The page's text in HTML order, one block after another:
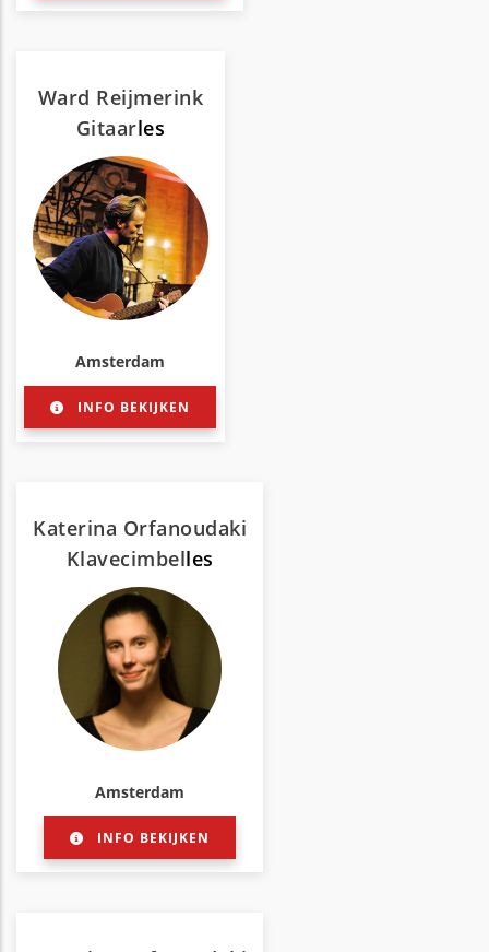
Ward Reijmerink
Gitaarles
Amsterdam
INFO BEKIJKEN
Katerina Orfanoudaki
Klavecimbelles
Amsterdam
INFO BEKIJKEN